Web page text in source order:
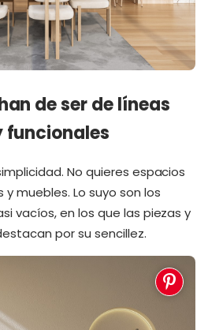
de ser de líneas
funcionales
No quieres espacios
muebles. Lo suyo son los
vacíos, en los que las piezas y
por su sencillez.